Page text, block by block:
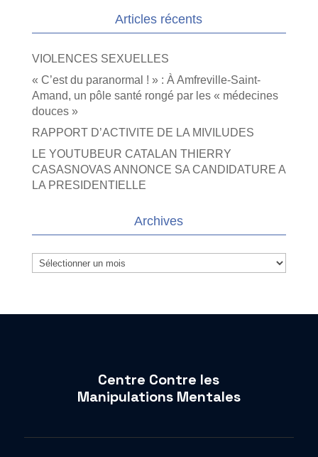
Articles récents
VIOLENCES SEXUELLES
« C’est du paranormal ! » : À Amfreville-Saint-
Amand, un pôle santé rongé par les « médecines
douces »
RAPPORT D’ACTIVITE DE LA MIVILUDES
LE YOUTUBEUR CATALAN THIERRY
CASASNOVAS ANNONCE SA CANDIDATURE A
LA PRESIDENTIELLE
Archives
Archives
Centre Contre les
Manipulations Mentales